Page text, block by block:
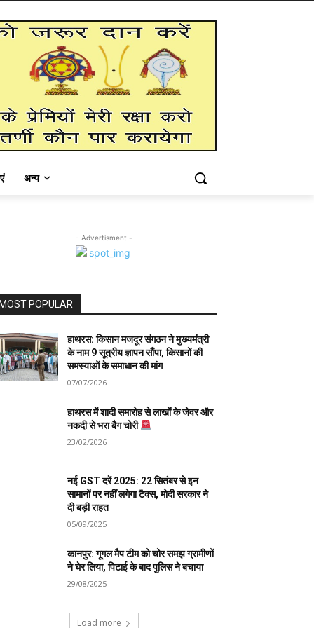
अन्य
- Advertisment -
MOST POPULAR
हाथरस: किसान मजदूर संगठन ने मुख्यमंत्री
के नाम 9 सूत्रीय ज्ञापन सौंपा, किसानों की
समस्याओं के समाधान की मांग
07/07/2026
हाथरस में शादी समारोह से लाखों के जेवर और
नकदी से भरा बैग चोरी
23/02/2026
नई GST दरें 2025: 22 सितंबर से इन
सामानों पर नहीं लगेगा टैक्स, मोदी सरकार ने
दी बड़ी राहत
05/09/2025
कानपुर: गूगल मैप टीम को चोर समझ ग्रामीणों
ने घेर लिया, पिटाई के बाद पुलिस ने बचाया
29/08/2025
Load more